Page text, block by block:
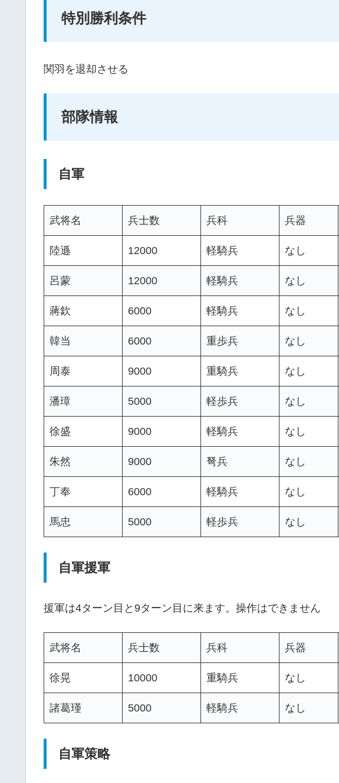
特別勝利条件
関羽を退却させる
部隊情報
自軍
武将名 兵士数 兵科 兵器
陸遜 12000 軽騎兵 なし
呂蒙 12000 軽騎兵 なし
蔣欽 6000 軽騎兵 なし
韓当 6000 重歩兵 なし
周泰 9000 重騎兵 なし
潘璋 5000 軽歩兵 なし
徐盛 9000 軽騎兵 なし
朱然 9000 弩兵 なし
丁奉 6000 軽騎兵 なし
馬忠 5000 軽歩兵 なし
自軍援軍
援軍は4ターン目と9ターン目に来ます。操作はできません
武将名 兵士数 兵科 兵器
徐晃 10000 重騎兵 なし
諸葛瑾 5000 軽騎兵 なし
自軍策略